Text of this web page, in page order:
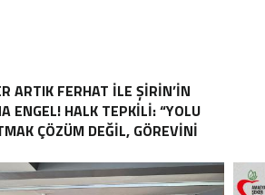
ARTIK FERHAT İLE ŞİRİN’İN
ENGEL! HALK TEPKİLİ: “YOLU
ÇÖZÜM DEĞİL, GÖREVİNİ